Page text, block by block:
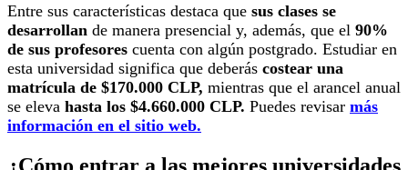
Entre sus características destaca que sus clases se
desarrollan de manera presencial y, además, que el 90%
de sus profesores cuenta con algún postgrado. Estudiar en
esta universidad significa que deberás costear una
matrícula de $170.000 CLP, mientras que el arancel anual
se eleva hasta los $4.660.000 CLP. Puedes revisar más
información en el sitio web.
¿Cómo entrar a las mejores universidades